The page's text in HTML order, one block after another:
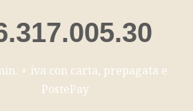
+ iva con carta, prepagata e
PostePay